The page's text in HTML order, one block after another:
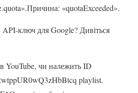
«quotaExceeded».
ключ для Google? Дивіться
YouTube, чи належить ID
playlist.